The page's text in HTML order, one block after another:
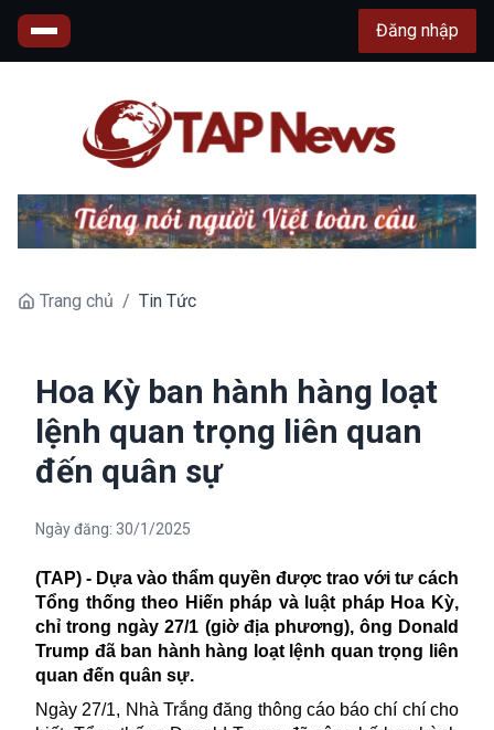
Đăng nhập
Trang chủ / Tin Tức
Hoa Kỳ ban hành hàng loạt
lệnh quan trọng liên quan
đến quân sự
Ngày đăng: 30/1/2025
(TAP) - Dựa vào thẩm quyền được trao với tư cách
Tổng thống theo Hiến pháp và luật pháp Hoa Kỳ,
chỉ trong ngày 27/1 (giờ địa phương), ông Donald
Trump đã ban hành hàng loạt lệnh quan trọng liên
quan đến quân sự.
Ngày 27/1, Nhà Trắng đăng thông cáo báo chí chí cho